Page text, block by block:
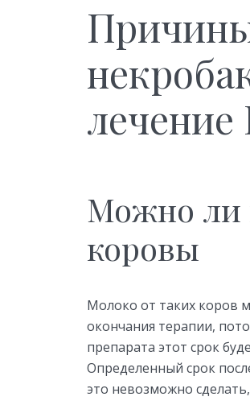
Можно ли
коровы
Молоко от таких коров
окончания терапии,
препарата этот срок
Определенный срок
это невозможно